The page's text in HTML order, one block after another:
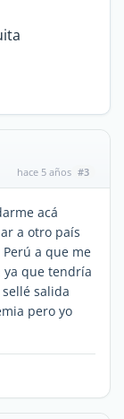
hace 5 años #3
acá
a otro país
a que me
ya que tendría
salida
pero yo